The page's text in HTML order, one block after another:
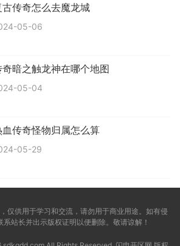
古传奇怎么去魔龙城
05-06
奇暗之触龙神在哪个地图
05-04
血传奇怪物归属怎么算
05-29
仅供用于学习和交流，请勿用于商业用途。如有侵
站长并出示版权证明以便删除。敬请谅解！